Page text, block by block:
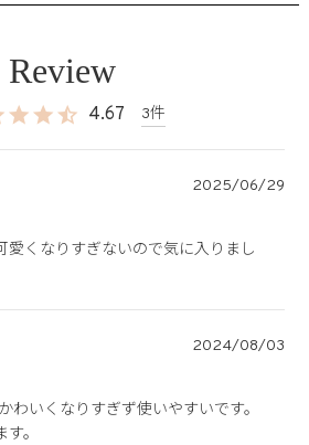
4.67 3
2025/06/29
愛くなりすぎないので気に入りまし
2024/08/03
わいくなりすぎず使いやすいです。